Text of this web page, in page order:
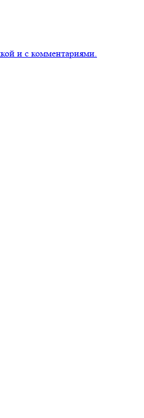
и с комментариями.